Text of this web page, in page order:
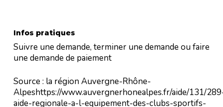
Infos pratiques
Suivre une demande, terminer une demande ou faire
une demande de paiement
Source : la région Auvergne-Rhône-
Alpeshttps://www.auvergnerhonealpes.fr/aide/131/
aide-regionale-a-l-equipement-des-clubs-sportifs-